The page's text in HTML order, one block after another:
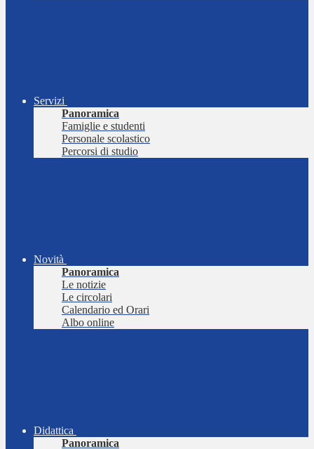
Servizi
Panoramica
Famiglie e studenti
Personale scolastico
Percorsi di studio
Novità
Panoramica
Le notizie
Le circolari
Calendario ed Orari
Albo online
Didattica
Panoramica